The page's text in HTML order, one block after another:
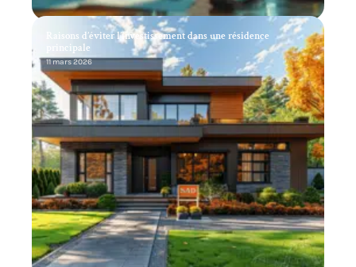
Raisons d’éviter l’investissement dans une résidence
principale
11 mars 2026